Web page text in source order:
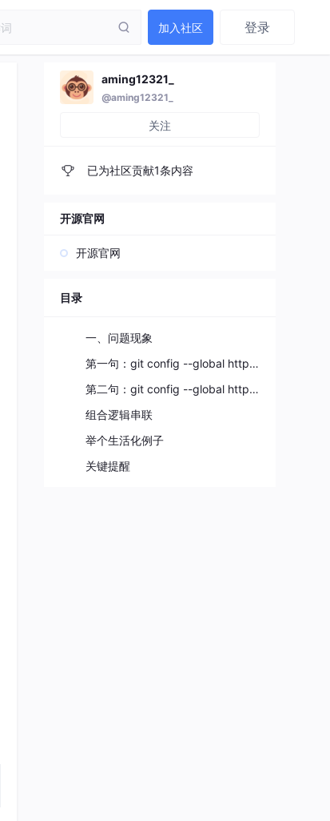
加入社区 登录
aming12321_
@aming12321_
关注
已为社区贡献1条内容
开源官网
开源官网
目录
一、问题现象
第一句：git config --global http.sslBackend openssl
第二句：git config --global http.sslVerify false
组合逻辑串联
举个生活化例子
关键提醒